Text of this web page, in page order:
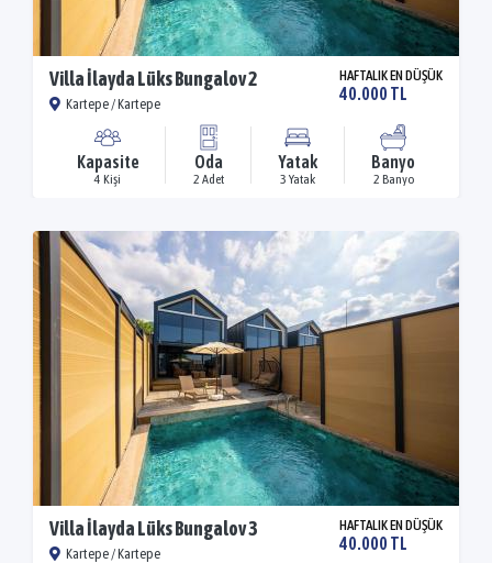
Villa İlayda Lüks Bungalov 2
Kartepe / Kartepe
HAFTALIK EN DÜŞÜK
40.000 TL
Kapasite
4 Kişi
Oda
2 Adet
Yatak
3 Yatak
Banyo
2 Banyo
Villa İlayda Lüks Bungalov 3
Kartepe / Kartepe
HAFTALIK EN DÜŞÜK
40.000 TL